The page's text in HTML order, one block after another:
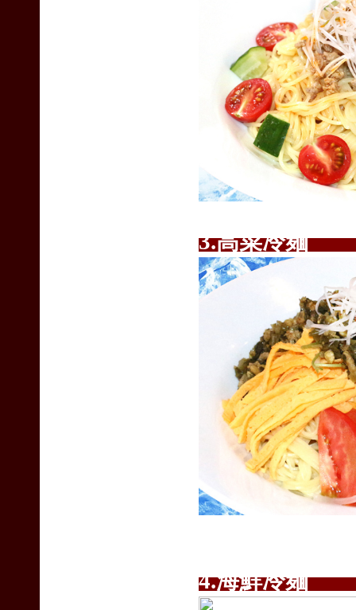
3.高菜冷
4.海鮮冷